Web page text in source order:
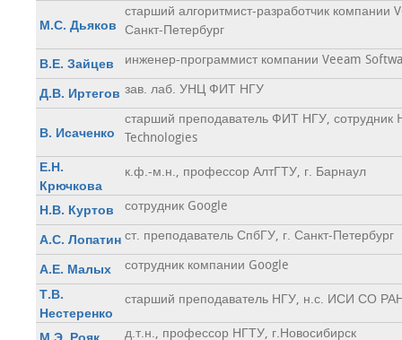
М.С. Дьяков
старший алгоритмист-разработчик компании
Санкт-Петербург
В.Е. Зайцев
инженер-программист компании Veeam
Д.В. Иртегов зав. лаб. УНЦ ФИТ НГУ
В. Исаченко
старший преподаватель ФИТ НГУ, сотрудник
Technologies
Е.Н.
Крючкова
к.ф.-м.н., профессор АлтГТУ, г. Барнаул
Н.В. Куртов
сотрудник Google
А.С. Лопатин ст. преподаватель СпбГУ, г. Санкт-Петербург
А.Е. Малых
сотрудник компании Google
Т.В.
Нестеренко
старший преподаватель НГУ, н.с. ИСИ СО
М.Э. Рояк
д.т.н., профессор НГТУ, г.Новосибирск